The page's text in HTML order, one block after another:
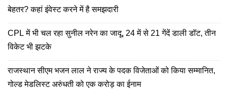
बेहतर? कहां इंवेस्ट करने में है समझदारी
CPL में भी चल रहा सुनील नरेन का जादू, 24 में से 21 गेंदें डाली डॉट, तीन
विकेट भी झटके
राजस्थान सीएम भजन लाल ने राज्य के पदक विजेताओं को किया सम्मानित,
गोल्ड मेडलिस्ट अरुंधती को एक करोड़ का ईनाम